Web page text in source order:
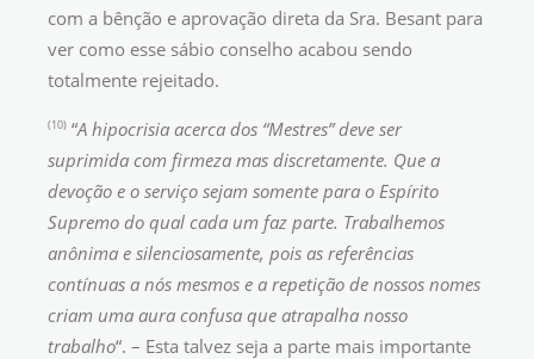
com a bênção e aprovação direta da Sra. Besant para
ver como esse sábio conselho acabou sendo
totalmente rejeitado.
(10) “A hipocrisia acerca dos “Mestres” deve ser
suprimida com firmeza mas discretamente. Que a
devoção e o serviço sejam somente para o Espírito
Supremo do qual cada um faz parte. Trabalhemos
anônima e silenciosamente, pois as referências
contínuas a nós mesmos e a repetição de nossos nomes
criam uma aura confusa que atrapalha nosso
trabalho“. – Esta talvez seja a parte mais importante